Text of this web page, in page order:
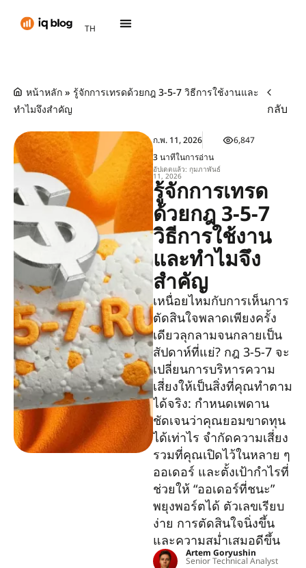
TH
AR
หน้าหลัก » รู้จักการเทรดด้วยกฎ 3-5-7 วิธีการใช้งานและ
ทำไมจึงสำคัญ
กลับ
ก.พ. 11, 2026
3 นาทีในการอ่าน
อัปเดตแล้ว: กุมภาพันธ์
11, 2026
6,847
รู้จักการเทรด
ด้วยกฎ 3-5-7
วิธีการใช้งาน
และทำไมจึง
สำคัญ
เหนื่อยไหมกับการเห็นการ
ตัดสินใจพลาดเพียงครั้ง
เดียวลุกลามจนกลายเป็น
สัปดาห์ที่แย่? กฎ 3-5-7 จะ
เปลี่ยนการบริหารความ
เสี่ยงให้เป็นสิ่งที่คุณทำตาม
ได้จริง: กำหนดเพดาน
ชัดเจนว่าคุณยอมขาดทุน
ได้เท่าไร จำกัดความเสี่ยง
รวมที่คุณเปิดไว้ในหลาย ๆ
ออเดอร์ และตั้งเป้ากำไรที่
ช่วยให้ “ออเดอร์ที่ชนะ”
พยุงพอร์ตได้ ตัวเลขเรียบ
ง่าย การตัดสินใจนิ่งขึ้น
และความสม่ำเสมอดีขึ้น
Artem Goryushin
Senior Technical Analyst